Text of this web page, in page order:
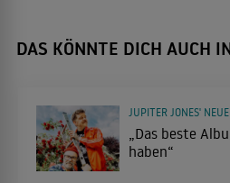
DAS KÖNNTE DICH AUCH
„Das beste
haben“
JUPITER JONES'